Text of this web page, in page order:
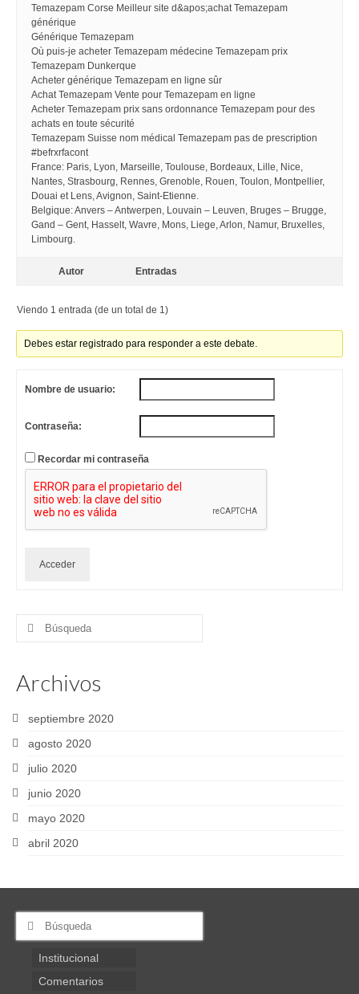
Temazepam Corse Meilleur site d&apos;achat Temazepam
générique
Générique Temazepam
Où puis-je acheter Temazepam médecine Temazepam prix
Temazepam Dunkerque
Acheter générique Temazepam en ligne sûr
Achat Temazepam Vente pour Temazepam en ligne
Acheter Temazepam prix sans ordonnance Temazepam pour des
achats en toute sécurité
Temazepam Suisse nom médical Temazepam pas de prescription
#befrxrfacont
France: Paris, Lyon, Marseille, Toulouse, Bordeaux, Lille, Nice,
Nantes, Strasbourg, Rennes, Grenoble, Rouen, Toulon, Montpellier,
Douai et Lens, Avignon, Saint-Etienne.
Belgique: Anvers – Antwerpen, Louvain – Leuven, Bruges – Brugge,
Gand – Gent, Hasselt, Wavre, Mons, Liege, Arlon, Namur, Bruxelles,
Limbourg.
Autor Entradas
Viendo 1 entrada (de un total de 1)
Debes estar registrado para responder a este debate.
Nombre de usuario:
Contraseña:
Recordar mi contraseña
Acceder
Buscar
Archivos
septiembre 2020
agosto 2020
julio 2020
junio 2020
mayo 2020
abril 2020
Buscar
Institucional
Comentarios